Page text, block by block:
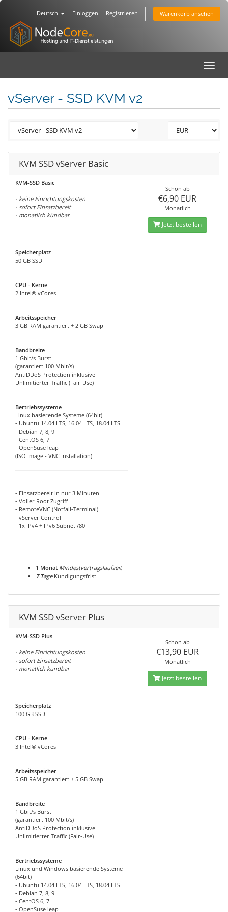
Deutsch Einloggen Registrieren Warenkorb ansehen
vServer - SSD KVM v2
KVM SSD vServer Basic
KVM-SSD Basic
- keine Einrichtungskosten
- sofort Einsatzbereit
- monatlich kündbar
Speicherplatz
50 GB SSD
CPU - Kerne
2 Intel® vCores
Arbeitsspeicher
3 GB RAM garantiert + 2 GB Swap
Bandbreite
1 Gbit/s Burst
(garantiert 100 Mbit/s)
AntiDDoS Protection inklusive
Unlimitierter Traffic (Fair-Use)
Bertriebssysteme
Linux basierende Systeme (64bit)
- Ubuntu 14.04 LTS, 16.04 LTS, 18.04 LTS
- Debian 7, 8, 9
- CentOS 6, 7
- OpenSuse leap
(ISO Image - VNC Installation)
- Einsatzbereit in nur 3 Minuten
- Voller Root Zugriff
- RemoteVNC (Notfall-Terminal)
- vServer Control
- 1x IPv4 + IPv6 Subnet /80
1 Monat Mindestvertragslaufzeit
7 TageKündigungsfrist
Schon ab
€6,90 EUR
Monatlich
Jetzt bestellen
KVM SSD vServer Plus
KVM-SSD Plus
- keine Einrichtungskosten
- sofort Einsatzbereit
- monatlich kündbar
Speicherplatz
100 GB SSD
CPU - Kerne
3 Intel® vCores
Arbeitsspeicher
5 GB RAM garantiert + 5 GB Swap
Bandbreite
1 Gbit/s Burst
(garantiert 100 Mbit/s)
AntiDDoS Protection inklusive
Unlimitierter Traffic (Fair-Use)
Bertriebssysteme
Linux und Windows basierende Systeme
(64bit)
- Ubuntu 14.04 LTS, 16.04 LTS, 18.04 LTS
- Debian 7, 8, 9
- CentOS 6, 7
- OpenSuse leap
Schon ab
€13,90 EUR
Monatlich
Jetzt bestellen